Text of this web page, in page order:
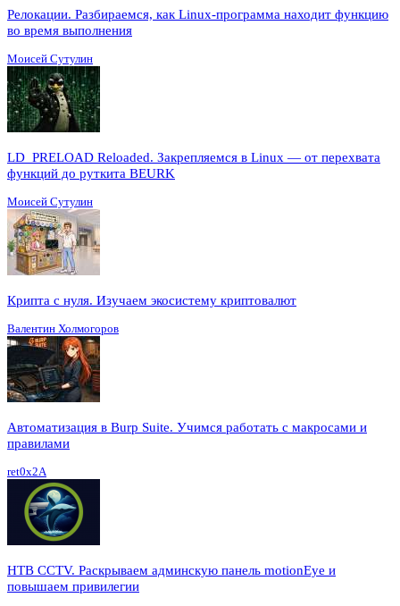
Релокации. Разбираемся, как Linux-программа находит функцию
во время выполнения
Моисей Сутулин
LD_PRELOAD Reloaded. Закрепляемся в Linux — от перехвата
функций до руткита BEURK
Моисей Сутулин
Крипта с нуля. Изучаем экосистему криптовалют
Валентин Холмогоров
Автоматизация в Burp Suite. Учимся работать с макросами и
правилами
ret0x2A
HTB CCTV. Раскрываем админскую панель motionEye и
повышаем привилегии